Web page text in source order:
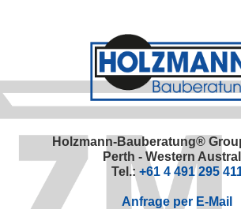
Holzmann-Bauberatung®
Perth - Western
Tel.: +61 4 491 295
Anfrage per E-Mail